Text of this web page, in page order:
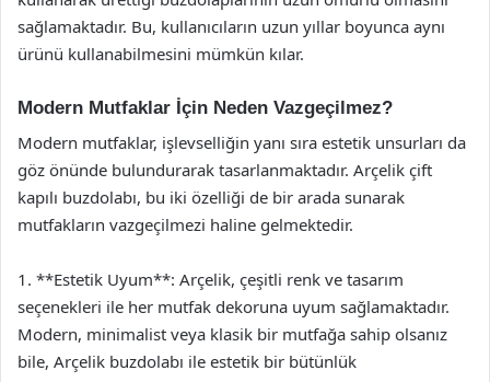
sağlamaktadır. Bu, kullanıcıların uzun yıllar boyunca aynı
ürünü kullanabilmesini mümkün kılar.
Modern Mutfaklar İçin Neden Vazgeçilmez?
Modern mutfaklar, işlevselliğin yanı sıra estetik unsurları da
göz önünde bulundurarak tasarlanmaktadır. Arçelik çift
kapılı buzdolabı, bu iki özelliği de bir arada sunarak
mutfakların vazgeçilmezi haline gelmektedir.
1. **Estetik Uyum**: Arçelik, çeşitli renk ve tasarım
seçenekleri ile her mutfak dekoruna uyum sağlamaktadır.
Modern, minimalist veya klasik bir mutfağa sahip olsanız
bile, Arçelik buzdolabı ile estetik bir bütünlük